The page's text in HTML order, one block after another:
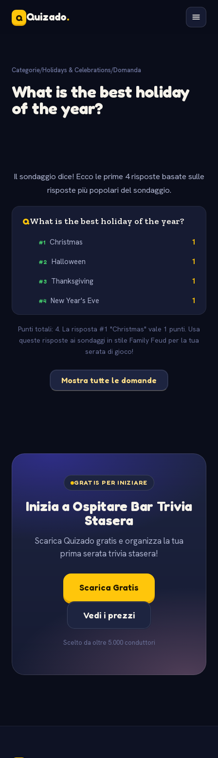
Q Quizado.
Categorie/Holidays & Celebrations/Domanda
What is the best holiday
of the year?
Il sondaggio dice! Ecco le prime 4 risposte basate sulle
risposte più popolari del sondaggio.
QWhat is the best holiday of the year?
#1 Christmas 1
#2 Halloween 1
#3 Thanksgiving 1
#4 New Year's Eve 1
Punti totali: 4. La risposta #1 "Christmas" vale 1 punti. Usa
queste risposte ai sondaggi in stile Family Feud per la tua
serata di gioco!
Mostra tutte le domande
GRATIS PER INIZIARE
Inizia a Ospitare Bar Trivia
Stasera
Scarica Quizado gratis e organizza la tua
prima serata trivia stasera!
Scarica Gratis
Vedi i prezzi
Scelto da oltre 5.000 conduttori